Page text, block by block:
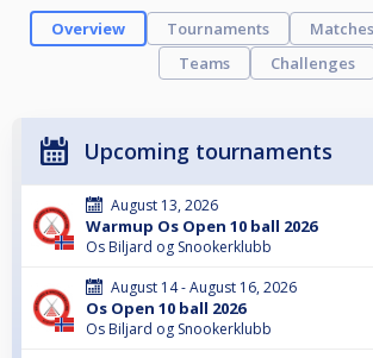
Overview Tournaments Matches
Teams
Challenges
Upcoming tournaments
August 13, 2026
Warmup Os Open 10 ball 2026
Os Biljard og Snookerklubb
August 14 - August 16, 2026
Os Open 10 ball 2026
Os Biljard og Snookerklubb